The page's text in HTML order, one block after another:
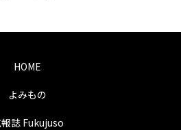
HOME
よみもの
誌 Fukujuso